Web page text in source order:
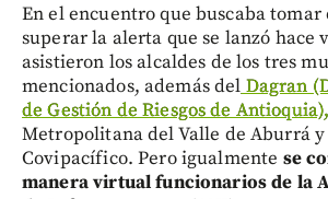
En el encuentro que buscaba tomar
superar la alerta que se lanzó hace
asistieron los alcaldes de los tres
mencionados, además del Dagran
de Gestión de Riesgos de Antioquia),
Metropolitana del Valle de Aburrá y
Covipacífico. Pero igualmente se
manera virtual funcionarios de la